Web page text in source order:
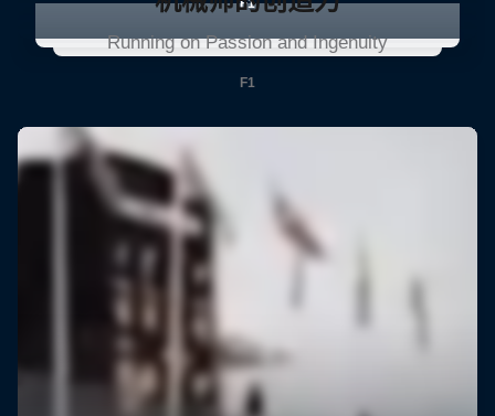
F1
Running on Passion and Ingenuity
F1